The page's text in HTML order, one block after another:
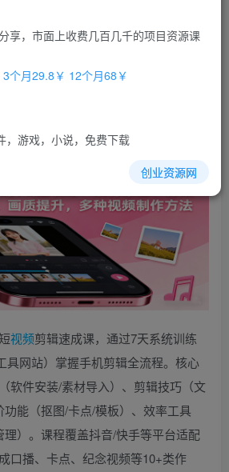
立即购买
陆后购买，办理会员包月更省钱，可保存购
视频剪辑速成课，通过7天系统训练
具网站）掌握手机剪辑全流程。核心
软件安装/素材导入）、剪辑技巧（文
能（抠图/卡点/模板）、效率工具
理）。课程覆盖抖音/快手等平台适配
口播、卡点、纪念视频等10+类作
享，市面上收费几百几千的项目资源课
个月29.8￥ 12个月68￥
，游戏，小说，免费下载
创业资源网